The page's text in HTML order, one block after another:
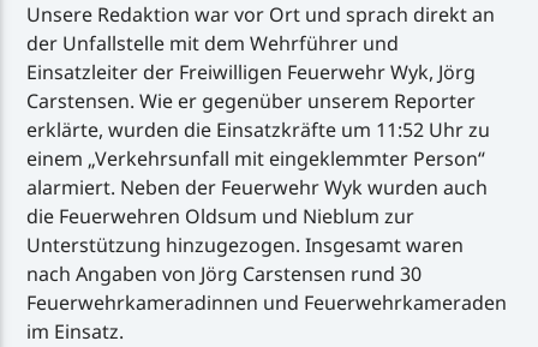
Unsere Redaktion war vor Ort und sprach direkt an
der Unfallstelle mit dem Wehrführer und
Einsatzleiter der Freiwilligen Feuerwehr Wyk, Jörg
Carstensen. Wie er gegenüber unserem Reporter
erklärte, wurden die Einsatzkräfte um 11:52 Uhr zu
einem „Verkehrsunfall mit eingeklemmter Person“
alarmiert. Neben der Feuerwehr Wyk wurden auch
die Feuerwehren Oldsum und Nieblum zur
Unterstützung hinzugezogen. Insgesamt waren
nach Angaben von Jörg Carstensen rund 30
Feuerwehrkameradinnen und Feuerwehrkameraden
im Einsatz.